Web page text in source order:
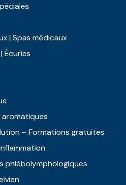
| Spas médicaux
Écuries
– Formations gratuites
phlébolymphologiques